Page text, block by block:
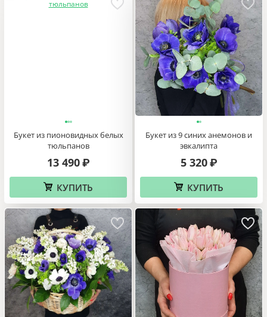
Букет из пионовидных белых
тюльпанов
13 490 ₽
КУПИТЬ
Букет из 9 синих анемонов и
эвкалипта
5 320 ₽
КУПИТЬ